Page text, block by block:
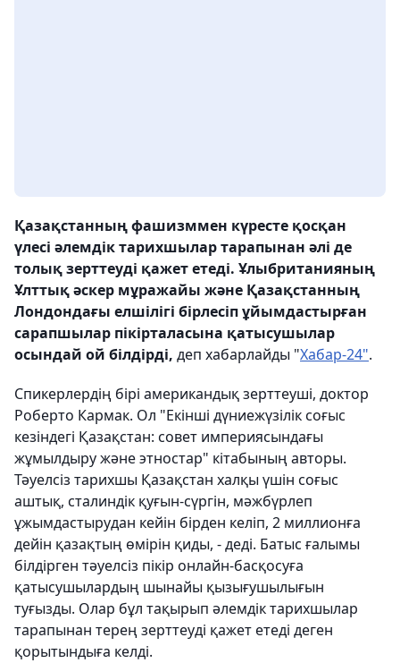
Қазақстанның фашизммен күресте қосқан
үлесі әлемдік тарихшылар тарапынан әлі де
толық зерттеуді қажет етеді. Ұлыбританияның
Ұлттық әскер мұражайы және Қазақстанның
Лондондағы елшілігі бірлесіп ұйымдастырған
сарапшылар пікірталасына қатысушылар
осындай ой білдірді, деп хабарлайды "Хабар-24".
Спикерлердің бірі американдық зерттеуші, доктор
Роберто Кармак. Ол "Екінші дүниежүзілік соғыс
кезіндегі Қазақстан: совет империясындағы
жұмылдыру және этностар" кітабының авторы.
Тәуелсіз тарихшы Қазақстан халқы үшін соғыс
аштық, сталиндік қуғын-сүргін, мәжбүрлеп
ұжымдастырудан кейін бірден келіп, 2 миллионға
дейін қазақтың өмірін қиды, - деді. Батыс ғалымы
білдірген тәуелсіз пікір онлайн-басқосуға
қатысушылардың шынайы қызығушылығын
туғызды. Олар бұл тақырып әлемдік тарихшылар
тарапынан терең зерттеуді қажет етеді деген
қорытындыға келді.